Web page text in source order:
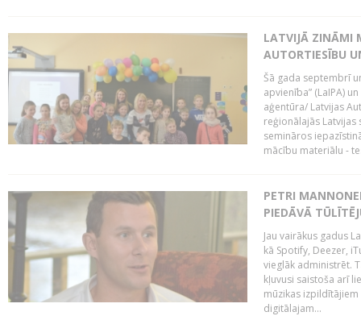
LATVIJĀ ZINĀMI
AUTORTIESĪBU
Šā gada septembrī
apvienība” (LaIPA)
aģentūra/ Latvijas
reģionālajās
semināros
mācību materiālu -
PETRI
PIEDĀVĀ
Jau vairākus gadus
kā Spotify, Deezer,
vieglāk administrēt.
kļuvusi saistoša arī
mūzikas
digitālajam...